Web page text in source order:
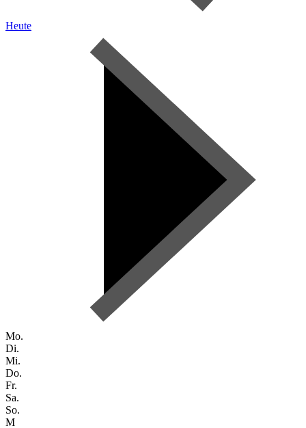
Heute
Mo.
Di.
Mi.
Do.
Fr.
Sa.
So.
M